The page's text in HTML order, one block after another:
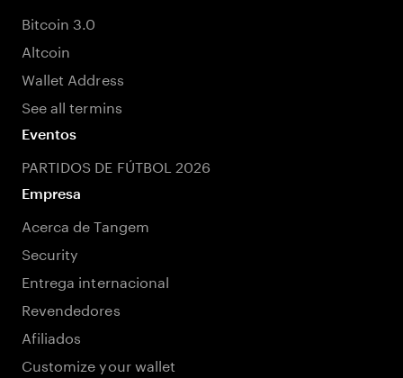
Bitcoin 3.0
Altcoin
Wallet Address
See all termins
Eventos
PARTIDOS DE FÚTBOL 2026
Empresa
Acerca de Tangem
Security
Entrega internacional
Revendedores
Afiliados
Customize your wallet